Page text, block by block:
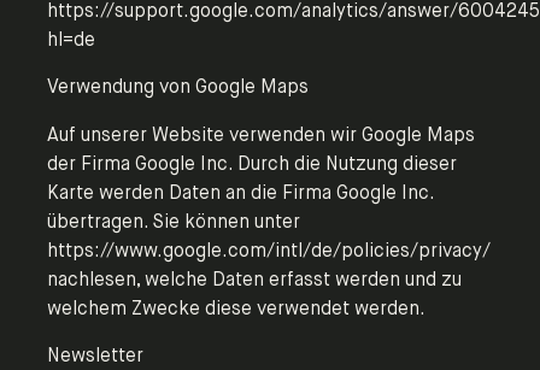
https://support.google.com/analytics/answer/
hl=de
Verwendung von Google Maps
Auf unserer Website verwenden wir Google Maps
der Firma Google Inc. Durch die Nutzung dieser
Karte werden Daten an die Firma Google Inc.
übertragen. Sie können unter
https://www.google.com/intl/de/policies/privacy/
nachlesen, welche Daten erfasst werden und zu
welchem Zwecke diese verwendet werden.
Newsletter